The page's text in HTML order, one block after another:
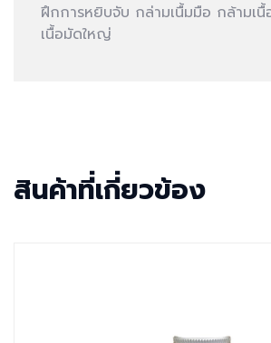
ฝึกการหยิบจับ กล่ามเนื้มมือ กล้ามเ
เนื้อมัดใหญ่
สินค้าที่เกี่ยวข้อง